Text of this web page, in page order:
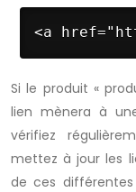
<a
Si le produit «
lien mènera à
vérifiez
mettez à jour les
de ces